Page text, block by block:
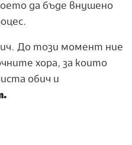
да бъде внушено
До този момент ние
хора, за които
обич и